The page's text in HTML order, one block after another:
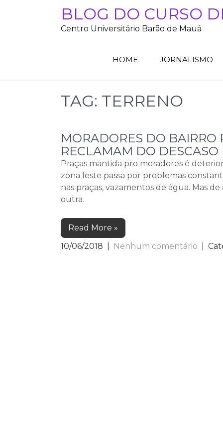
BLOG DO CURSO
Centro Universitário Barão de Mauá
HOME JORNALISMO
TAG: TERRENO
MORADORES DO
RECLAMAM DO
Praças mantida pro moradores é
zona leste passa por problemas
nas praças, vazamentos de água. Mas
outra.
Read More »
10/06/2018
Nenhum comentário |